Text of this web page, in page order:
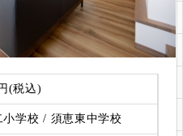
(税込)
小学校 / 須恵東中学校